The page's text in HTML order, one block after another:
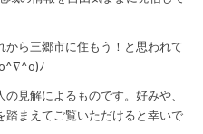
ら三郷市に住もう！と思われて
ﾉ
見解によるものです。好みや、
まえてご覧いただけると幸いで